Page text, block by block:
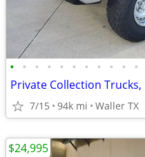
• • • • • • • • • • •
7/15 94k mi Waller TX
$24,995